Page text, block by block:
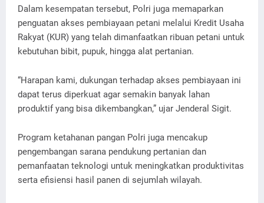
Dalam kesempatan tersebut, Polri juga memaparkan
penguatan akses pembiayaan petani melalui Kredit Usaha
Rakyat (KUR) yang telah dimanfaatkan ribuan petani untuk
kebutuhan bibit, pupuk, hingga alat pertanian.
“Harapan kami, dukungan terhadap akses pembiayaan ini
dapat terus diperkuat agar semakin banyak lahan
produktif yang bisa dikembangkan,” ujar Jenderal Sigit.
Program ketahanan pangan Polri juga mencakup
pengembangan sarana pendukung pertanian dan
pemanfaatan teknologi untuk meningkatkan produktivitas
serta efisiensi hasil panen di sejumlah wilayah.